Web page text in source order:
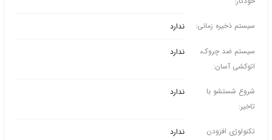
سیستم ذخیره زمانی: ندارد
سیستم ضد چروک،
اتوکشی آسان:
ندارد
شروع شستشو با
تاخیر:
ندارد
تکنولوژی افزودن
ندارد